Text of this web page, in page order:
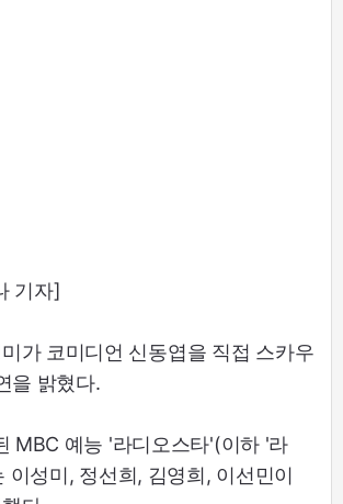
기자]
가 코미디언 신동엽을 직접 스카우
을 밝혔다.
MBC 예능 '라디오스타'(이하 '라
이성미, 정선희, 김영희, 이선민이